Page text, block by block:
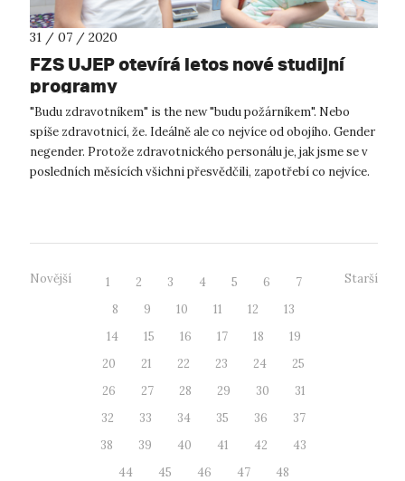
31 / 07 / 2020
FZS UJEP otevírá letos nové studijní
programy
"Budu zdravotníkem" is the new "budu požárníkem". Nebo
spíše zdravotnicí, že. Ideálně ale co nejvíce od obojího. Gender
negender. Protože zdravotnického personálu je, jak jsme se v
posledních měsících všichni přesvědčili, zapotřebí co nejvíce.
Novější 1 2 3 4 5 6
7
8
9 10 11 12
13
14
15 16 17 18
19
20
21 22 23 24
25
26
27 28 29 30
31
32
33 34 35 36
37
38
39 40 41 42
43
44
45 46 47
48
Starší